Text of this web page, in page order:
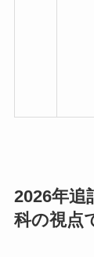
2026年追
科の視点